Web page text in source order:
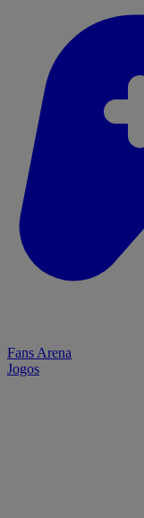
Fans Arena
Jogos